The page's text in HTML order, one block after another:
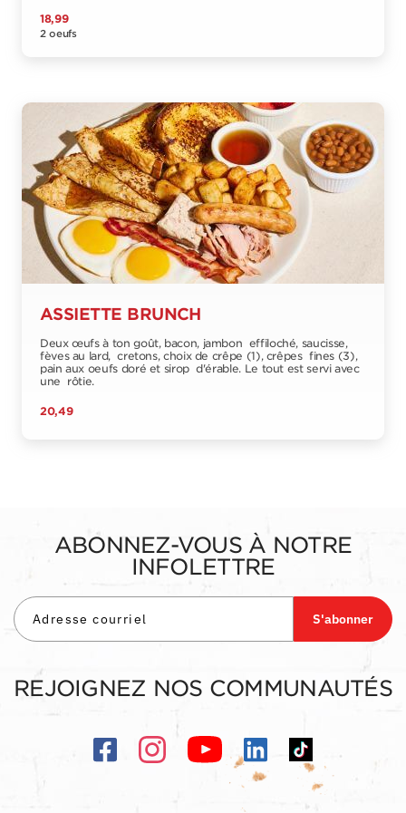
18,99
2 oeufs
ASSIETTE BRUNCH
Deux œufs à ton goût, bacon, jambon effiloché, saucisse,
fèves au lard, cretons, choix de crêpe (1), crêpes fines (3),
pain aux oeufs doré et sirop d'érable. Le tout est servi avec
une rôtie.
20,49
ABONNEZ-VOUS À NOTRE
INFOLETTRE
S'abonner
REJOIGNEZ NOS COMMUNAUTÉS